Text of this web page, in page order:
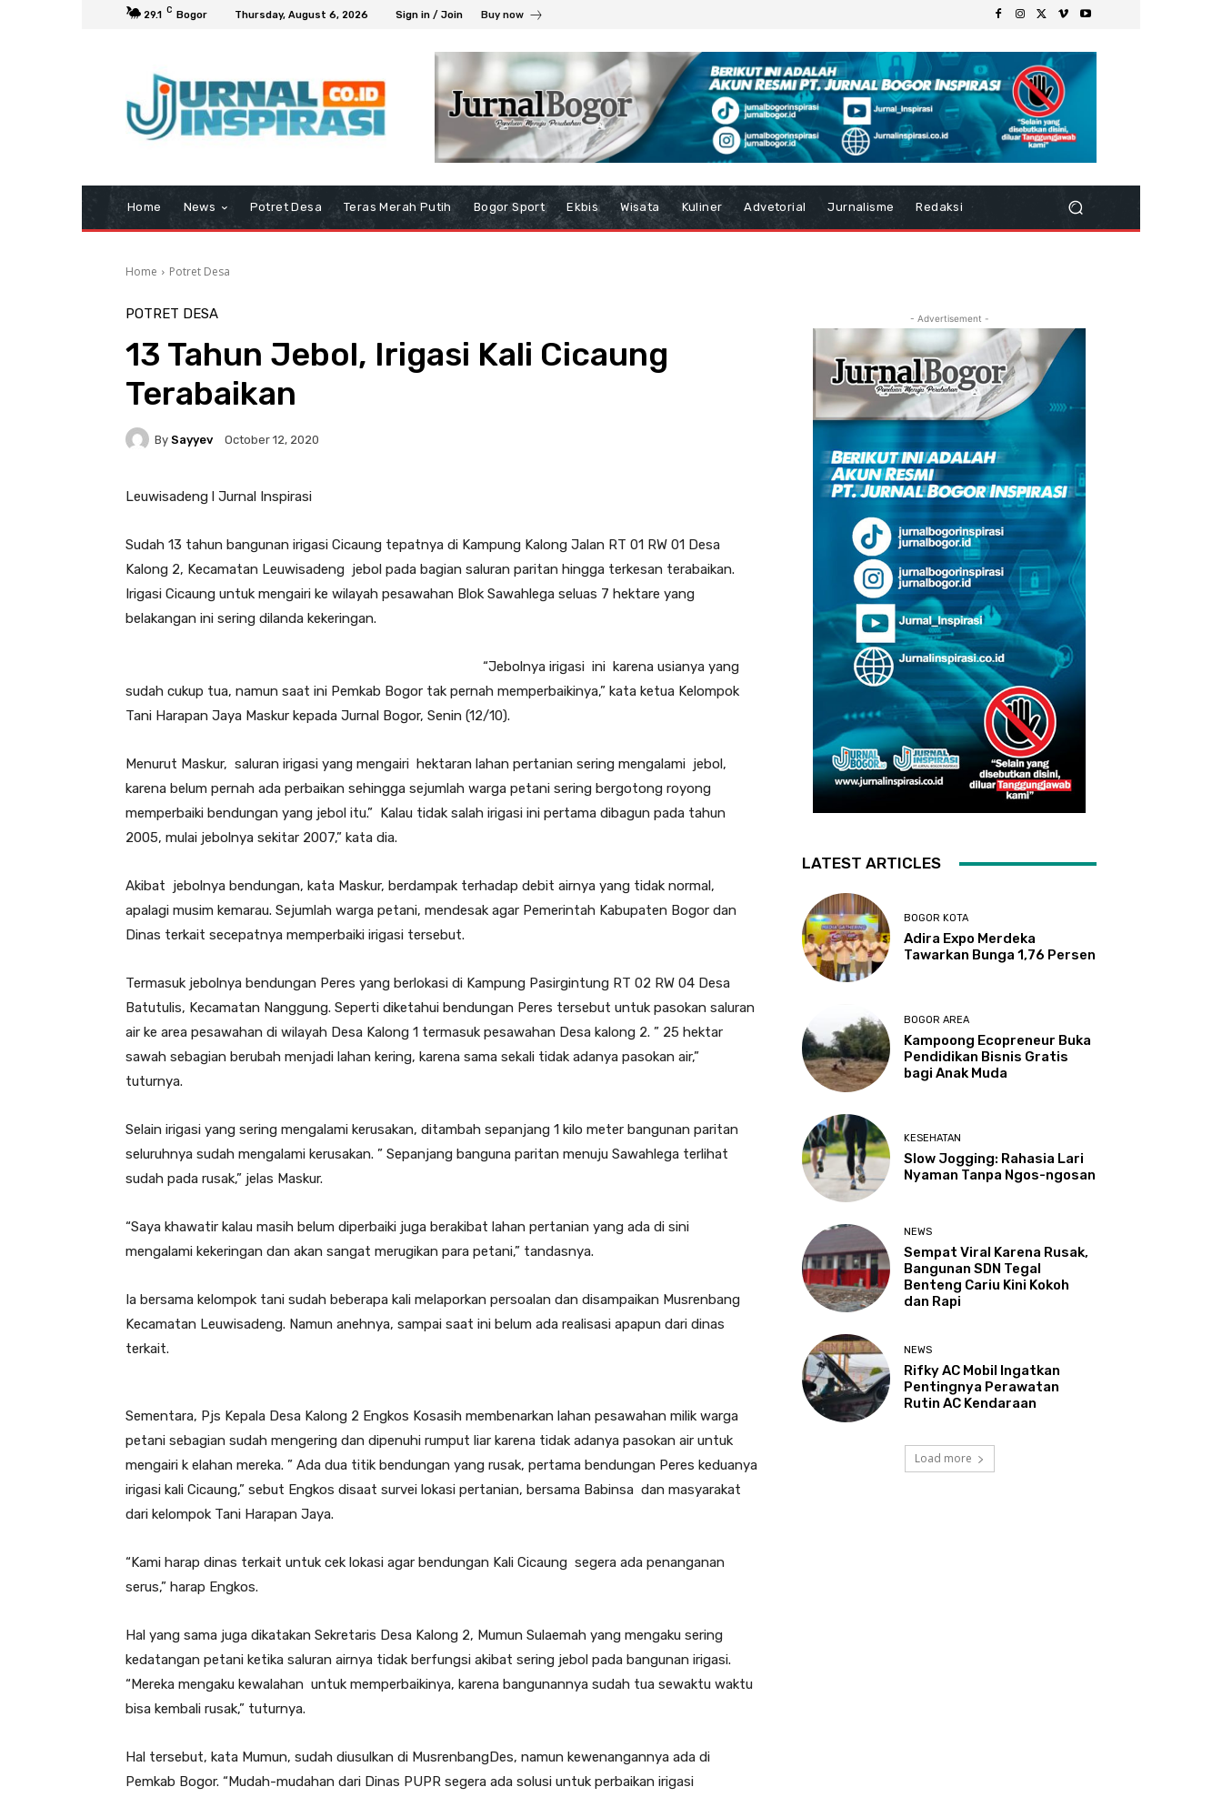
29.1 C Bogor Thursday, August 6, 2026 Sign in / Join Buy now
Home News Potret Desa Teras Merah Putih Bogor Sport Ekbis Wisata Kuliner Advetorial Jurnalisme Redaksi
Home Potret Desa
POTRET DESA
13 Tahun Jebol, Irigasi Kali Cicaung
Terabaikan
By Sayyev October 12, 2020
Leuwisadeng l Jurnal Inspirasi
Sudah 13 tahun bangunan irigasi Cicaung tepatnya di Kampung Kalong Jalan RT 01 RW 01 Desa
Kalong 2, Kecamatan Leuwisadeng jebol pada bagian saluran paritan hingga terkesan terabaikan.
Irigasi Cicaung untuk mengairi ke wilayah pesawahan Blok Sawahlega seluas 7 hektare yang
belakangan ini sering dilanda kekeringan.
“Jebolnya irigasi ini karena usianya yang
sudah cukup tua, namun saat ini Pemkab Bogor tak pernah memperbaikinya,” kata ketua Kelompok
Tani Harapan Jaya Maskur kepada Jurnal Bogor, Senin (12/10).
Menurut Maskur, saluran irigasi yang mengairi hektaran lahan pertanian sering mengalami jebol,
karena belum pernah ada perbaikan sehingga sejumlah warga petani sering bergotong royong
memperbaiki bendungan yang jebol itu.” Kalau tidak salah irigasi ini pertama dibagun pada tahun
2005, mulai jebolnya sekitar 2007,” kata dia.
Akibat jebolnya bendungan, kata Maskur, berdampak terhadap debit airnya yang tidak normal,
apalagi musim kemarau. Sejumlah warga petani, mendesak agar Pemerintah Kabupaten Bogor dan
Dinas terkait secepatnya memperbaiki irigasi tersebut.
Termasuk jebolnya bendungan Peres yang berlokasi di Kampung Pasirgintung RT 02 RW 04 Desa
Batutulis, Kecamatan Nanggung. Seperti diketahui bendungan Peres tersebut untuk pasokan saluran
air ke area pesawahan di wilayah Desa Kalong 1 termasuk pesawahan Desa kalong 2. ” 25 hektar
sawah sebagian berubah menjadi lahan kering, karena sama sekali tidak adanya pasokan air,”
tuturnya.
Selain irigasi yang sering mengalami kerusakan, ditambah sepanjang 1 kilo meter bangunan paritan
seluruhnya sudah mengalami kerusakan. ” Sepanjang banguna paritan menuju Sawahlega terlihat
sudah pada rusak,” jelas Maskur.
“Saya khawatir kalau masih belum diperbaiki juga berakibat lahan pertanian yang ada di sini
mengalami kekeringan dan akan sangat merugikan para petani,” tandasnya.
Ia bersama kelompok tani sudah beberapa kali melaporkan persoalan dan disampaikan Musrenbang
Kecamatan Leuwisadeng. Namun anehnya, sampai saat ini belum ada realisasi apapun dari dinas
terkait.
Sementara, Pjs Kepala Desa Kalong 2 Engkos Kosasih membenarkan lahan pesawahan milik warga
petani sebagian sudah mengering dan dipenuhi rumput liar karena tidak adanya pasokan air untuk
mengairi k elahan mereka. ” Ada dua titik bendungan yang rusak, pertama bendungan Peres keduanya
irigasi kali Cicaung,” sebut Engkos disaat survei lokasi pertanian, bersama Babinsa dan masyarakat
dari kelompok Tani Harapan Jaya.
“Kami harap dinas terkait untuk cek lokasi agar bendungan Kali Cicaung segera ada penanganan
serus,” harap Engkos.
Hal yang sama juga dikatakan Sekretaris Desa Kalong 2, Mumun Sulaemah yang mengaku sering
kedatangan petani ketika saluran airnya tidak berfungsi akibat sering jebol pada bangunan irigasi.
“Mereka mengaku kewalahan untuk memperbaikinya, karena bangunannya sudah tua sewaktu waktu
bisa kembali rusak,” tuturnya.
Hal tersebut, kata Mumun, sudah diusulkan di MusrenbangDes, namun kewenangannya ada di
Pemkab Bogor. “Mudah-mudahan dari Dinas PUPR segera ada solusi untuk perbaikan irigasi
- Advertisement -
LATEST ARTICLES
BOGOR KOTA
Adira Expo Merdeka
Tawarkan Bunga 1,76 Persen
BOGOR AREA
Kampoong Ecopreneur Buka
Pendidikan Bisnis Gratis
bagi Anak Muda
KESEHATAN
Slow Jogging: Rahasia Lari
Nyaman Tanpa Ngos-ngosan
NEWS
Sempat Viral Karena Rusak,
Bangunan SDN Tegal
Benteng Cariu Kini Kokoh
dan Rapi
NEWS
Rifky AC Mobil Ingatkan
Pentingnya Perawatan
Rutin AC Kendaraan
Load more